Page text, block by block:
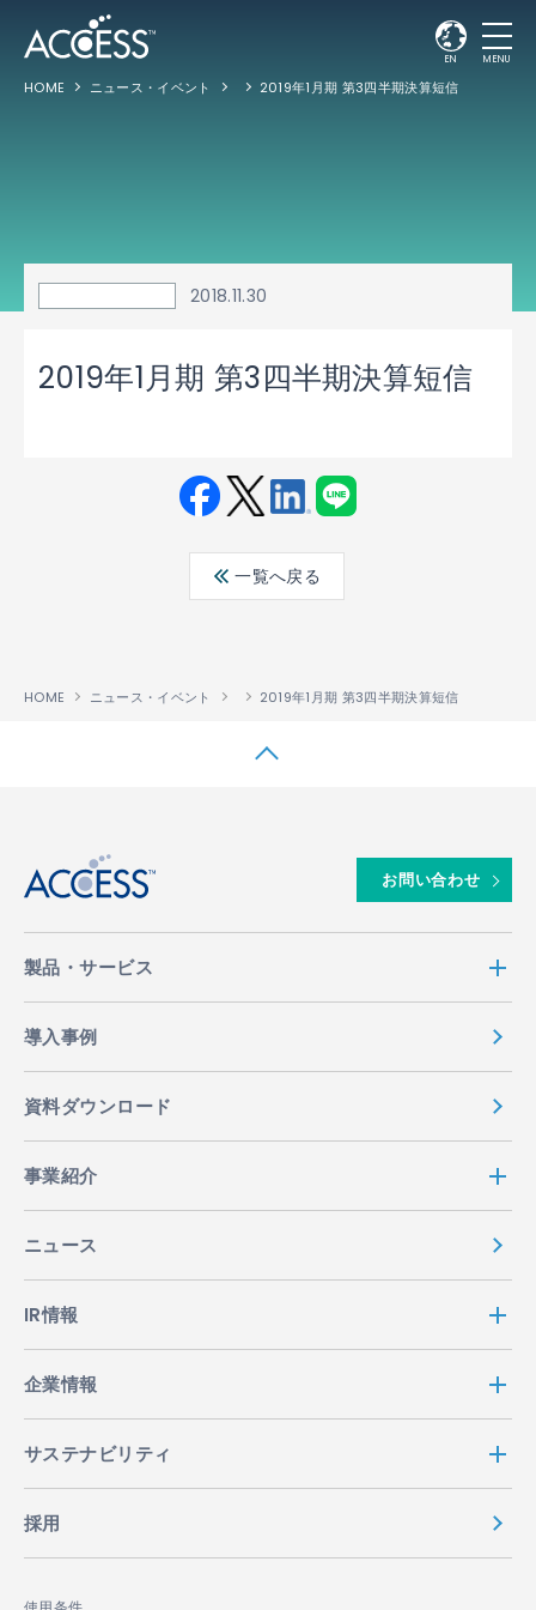
EN MENU
HOME ニュース・イベント 2019年1月期 第3四半期決算短信
2018.11.30
2019年1月期 第3四半期決算短信
ebo ter
edin
一覧へ戻る
HOME ニュース・イベント 2019年1月期 第3四半期決算短信
お問い合わせ
製品・サービス
導入事例
資料ダウンロード
事業紹介
ニュース
IR情報
企業情報
サステナビリティ
採用